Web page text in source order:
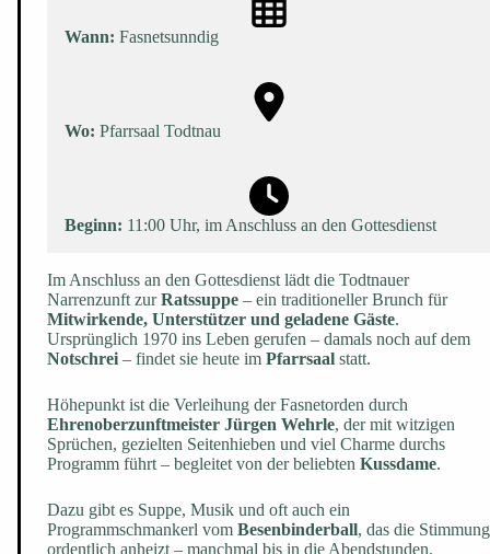
Wann: Fasnetsunndig
Wo: Pfarrsaal Todtnau
Beginn: 11:00 Uhr, im Anschluss an den Gottesdienst
Im Anschluss an den Gottesdienst lädt die Todtnauer
Narrenzunft zurRatssuppe – ein traditioneller Brunch für
Mitwirkende, Unterstützer und geladene Gäste.
Ursprünglich 1970 ins Leben gerufen – damals noch auf dem
Notschrei – findet sie heute im Pfarrsaal statt.
Höhepunkt ist die Verleihung der Fasnetorden durch
Ehrenoberzunftmeister Jürgen Wehrle, der mit witzigen
Sprüchen, gezielten Seitenhieben und viel Charme durchs
Programm führt – begleitet von der beliebten Kussdame.
Dazu gibt es Suppe, Musik und oft auch ein
Programmschmankerl vom Besenbinderball, das die Stimmung
ordentlich anheizt – manchmal bis in die Abendstunden.